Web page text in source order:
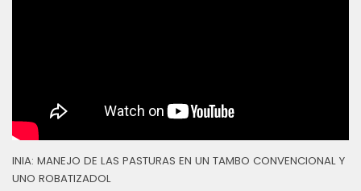
INIA: MANEJO DE LAS PASTURAS EN UN TAMBO CONVENCIONAL Y
UNO ROBATIZADOL